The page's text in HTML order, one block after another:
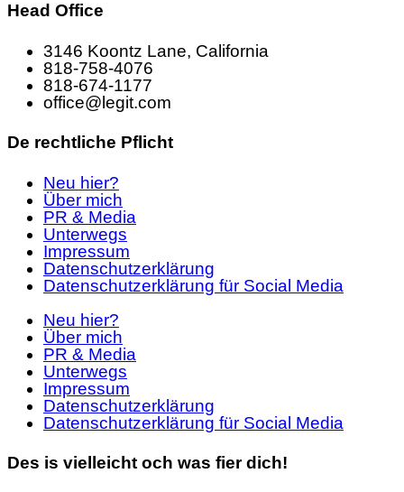
Head Office
3146 Koontz Lane, California
818-758-4076
818-674-1177
office@legit.com
De rechtliche Pflicht
Neu hier?
Über mich
PR & Media
Unterwegs
Impressum
Datenschutzerklärung
Datenschutzerklärung für Social Media
Neu hier?
Über mich
PR & Media
Unterwegs
Impressum
Datenschutzerklärung
Datenschutzerklärung für Social Media
Des is vielleicht och was fier dich!